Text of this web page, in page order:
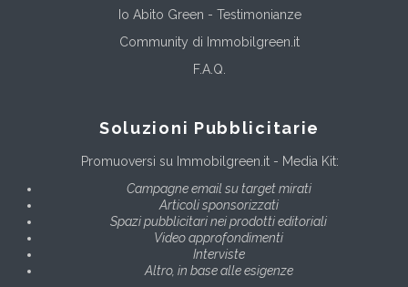
Io Abito Green - Testimonianze
Community di Immobilgreen.it
F.A.Q.
Soluzioni Pubblicitarie
Promuoversi su Immobilgreen.it - Media Kit:
Campagne email su target mirati
Articoli sponsorizzati
Spazi pubblicitari nei prodotti editoriali
Video approfondimenti
Interviste
Altro, in base alle esigenze